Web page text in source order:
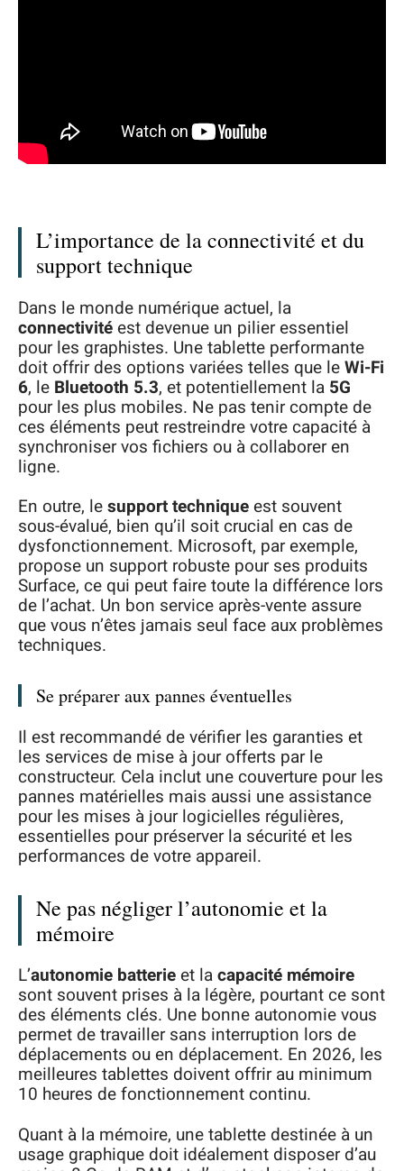
L’importance de la connectivité et du
support technique
Dans le monde numérique actuel, la
connectivitéest devenue un pilier essentiel
pour les graphistes. Une tablette performante
doit offrir des options variées telles que leWi-Fi
6, le Bluetooth 5.3, et potentiellement la 5G
pour les plus mobiles. Ne pas tenir compte de
ces éléments peut restreindre votre capacité à
synchroniser vos fichiers ou à collaborer en
ligne.
En outre, lesupport techniqueest souvent
sous-évalué, bien qu’il soit crucial en cas de
dysfonctionnement. Microsoft, par exemple,
propose un support robuste pour ses produits
Surface, ce qui peut faire toute la différence lors
de l’achat. Un bon service après-vente assure
que vous n’êtes jamais seul face aux problèmes
techniques.
Se préparer aux pannes éventuelles
Il est recommandé de vérifier les garanties et
les services de mise à jour offerts par le
constructeur. Cela inclut une couverture pour les
pannes matérielles mais aussi une assistance
pour les mises à jour logicielles régulières,
essentielles pour préserver la sécurité et les
performances de votre appareil.
Ne pas négliger l’autonomie et la
mémoire
L’autonomie batterieet lacapacité mémoire
sont souvent prises à la légère, pourtant ce sont
des éléments clés. Une bonne autonomie vous
permet de travailler sans interruption lors de
déplacements ou en déplacement. En 2026, les
meilleures tablettes doivent offrir au minimum
10 heures de fonctionnement continu.
Quant à la mémoire, une tablette destinée à un
usage graphique doit idéalement disposer d’au